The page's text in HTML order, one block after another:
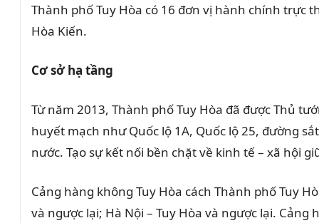
Thành phố Tuy Hòa có 16 đơn vị hành chính trực
Hòa Kiến.
Cơ sở hạ tầng
Từ năm 2013, Thành phố Tuy Hòa đã được Thủ
huyết mạch như Quốc lộ 1A, Quốc lộ 25, đường
nước. Tạo sự kết nối bền chặt về kinh tế – xã hội
Cảng hàng không Tuy Hòa cách Thành phố Tuy
và ngược lại; Hà Nội – Tuy Hòa và ngược lại.